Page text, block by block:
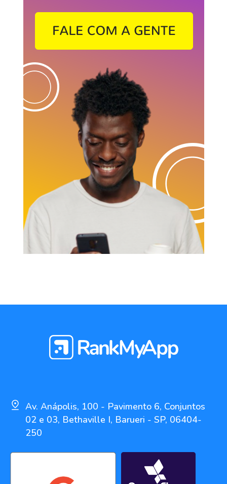
Av. Anápolis, 100 - Pavimento 6, Conjuntos
02 e 03, Bethaville I, Barueri - SP, 06404-
250